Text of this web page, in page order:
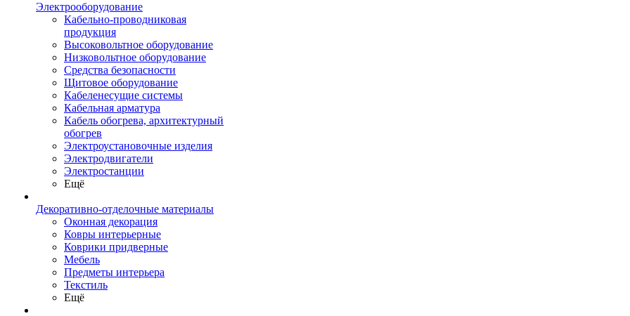
Электрооборудование
Кабельно-проводниковая
продукция
Высоковольтное оборудование
Низковольтное оборудование
Средства безопасности
Щитовое оборудование
Кабеленесущие системы
Кабельная арматура
Кабель обогрева, архитектурный
обогрев
Электроустановочные изделия
Электродвигатели
Электростанции
Ещё
Декоративно-отделочные материалы
Оконная декорация
Ковры интерьерные
Коврики придверные
Мебель
Предметы интерьера
Текстиль
Ещё